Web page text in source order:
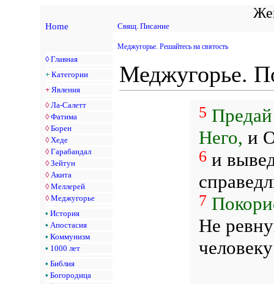
Home Свящ. Писание
◊ Главная
+ Категории
+ Явления
◊ Ла-Салетт
◊ Фатима
◊ Борен
◊ Хеде
◊ Гарабандал
◊ Зейтун
◊ Акита
◊ Меллерей
◊ Меджугорье
• История
• Апостасия
• Коммунизм
• 1000 лет
• Библия
• Богородица
Меджугорье. Решайтесь на святость
Меджугорье.
5
Него, и
6и
7
Не